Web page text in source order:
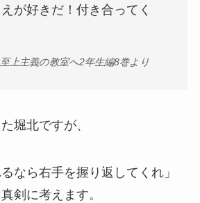
えが好きだ！付き合ってく
上主義の教室へ2年生編8巻より
堀北ですが、
なら右手を握り返してくれ」
剣に考えます。